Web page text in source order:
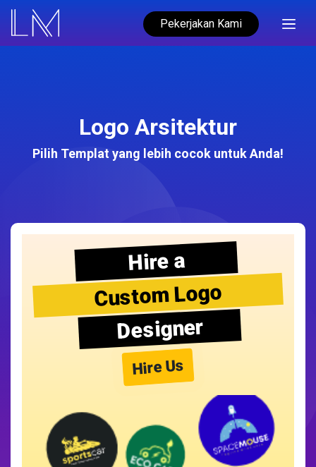
Pekerjakan Kami
Logo Arsitektur
Pilih Templat yang lebih cocok untuk Anda!
Hire a
Custom Logo
Designer
Hire Us